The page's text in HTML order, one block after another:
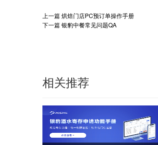
上一篇烘焙门店PC预订单操作手册
下一篇银豹中餐常见问题QA
相关推荐